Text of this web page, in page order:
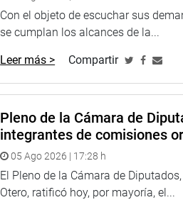
Con el objeto de escuchar sus
se cumplan los alcances de la...
Leer más > Compartir
Pleno de la Cámara de
integrantes de comisiones
05 Ago 2026 | 17:28 h
El Pleno de la Cámara de
Otero, ratificó hoy, por mayoría, el...